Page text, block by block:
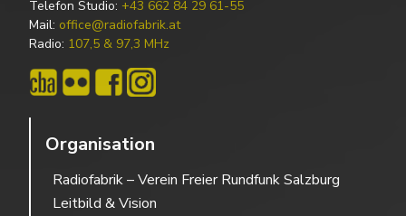
Telefon Studio: +43 662 84 29 61-55
Mail: office@radiofabrik.at
Radio: 107,5 & 97,3 MHz
Organisation
Radiofabrik – Verein Freier Rundfunk Salzburg
Leitbild & Vision